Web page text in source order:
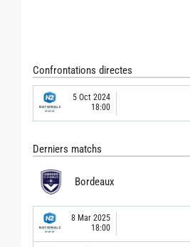
Confrontations directes
5 Oct 2024
18:00
Derniers matchs
Bordeaux
8 Mar 2025
18:00